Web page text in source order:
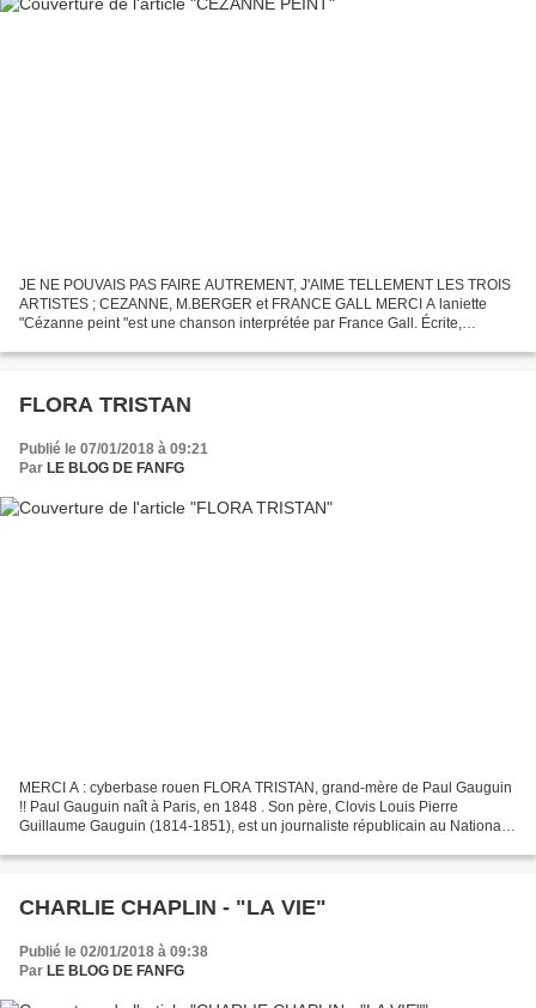
JE NE POUVAIS PAS FAIRE AUTREMENT, J'AIME TELLEMENT LES TROIS
ARTISTES ; CEZANNE, M.BERGER et FRANCE GALL MERCI A laniette
"Cézanne peint "est une chanson interprétée par France Gall. Écrite,
FLORA TRISTAN
Publié le 07/01/2018 à 09:21
Par LE BLOG DE FANFG
MERCI A : cyberbase rouen FLORA TRISTAN, grand-mère de Paul Gauguin
!! Paul Gauguin naît à Paris, en 1848 . Son père, Clovis Louis Pierre
Guillaume Gauguin (1814-1851), est un journaliste républicain au National .
CHARLIE CHAPLIN - "LA VIE"
Publié le 02/01/2018 à 09:38
Par LE BLOG DE FANFG